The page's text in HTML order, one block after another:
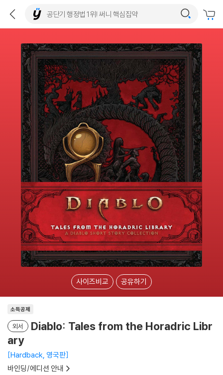
사이즈비교 공유하기
소득공제
외서
Diablo: Tales from the Horadric Libr
ary
Hardback, 영국판
바인딩/에디션 안내